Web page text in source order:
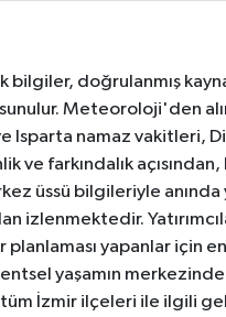
bilgiler, doğrulanmış
Meteoroloji'den
Isparta namaz vakitleri,
ve farkındalık
üssü bilgileriyle anında
izlenmektedir.
planlaması yapanlar için
yaşamın
tüm İzmir ilçeleri ile ilgili